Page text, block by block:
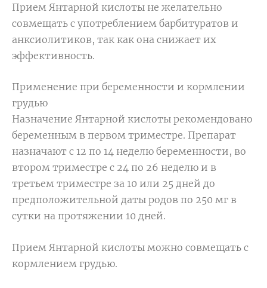
Прием Янтарной кислоты не желательно
совмещать с употреблением барбитуратов и
анксиолитиков, так как она снижает их
эффективность.
Применение при беременности и кормлении
грудью
Назначение Янтарной кислоты рекомендовано
беременным в первом триместре. Препарат
назначают с 12 по 14 неделю беременности, во
втором триместре с 24 по 26 неделю и в
третьем триместре за 10 или 25 дней до
предположительной даты родов по 250 мг в
сутки нa протяжении 10 дней.
Прием Янтарной кислоты можно совмещать с
кормлением грудью.